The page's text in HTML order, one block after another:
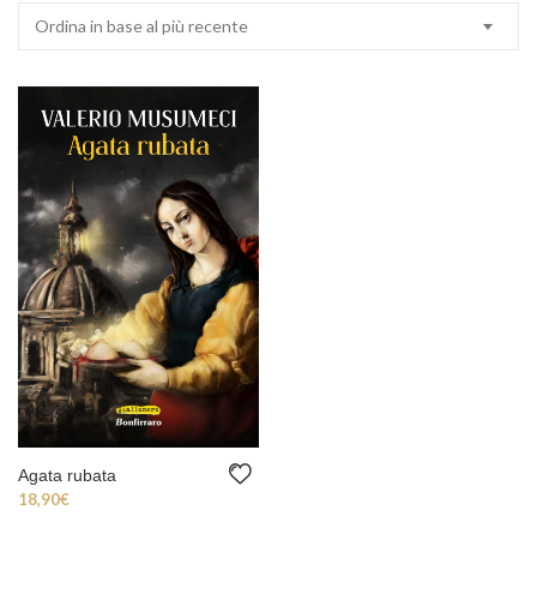
Ordina in base al più recente
Agata rubata
18,90€